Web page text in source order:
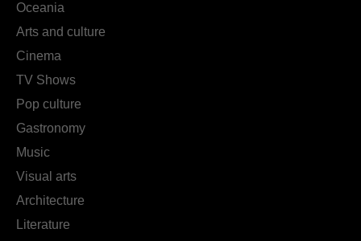
Oceania
Arts and culture
Cinema
TV Shows
Pop culture
Gastronomy
Music
Visual arts
Architecture
Literature